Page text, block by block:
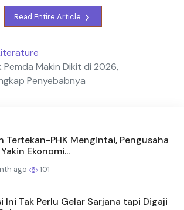
Read Entire Article
Pemda Makin Dikit di 2026,
Penyebabnya
Tertekan-PHK Mengintai, Pengusaha
Ekonomi...
ago 101
Ini Tak Perlu Gelar Sarjana tapi Digaji